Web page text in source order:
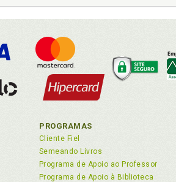
PROGRAMAS
Cliente Fiel
Semeando Livros
Programa de Apoio ao Professor
Programa de Apoio à Biblioteca